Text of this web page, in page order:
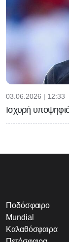
03.06.2026 | 12:33
Ισχυρή
Ποδόσφαιρο
Mundial
Καλαθόσφαιρα